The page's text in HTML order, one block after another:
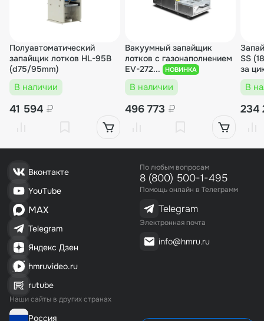
Полуавтоматический
запайщик лотков HL-95B
(d75/95mm)
В наличии
41 594 ₽
Вакуумный запайщик
лотков с газонаполнением
EV-272...
НОВИНКА
В наличии
496 773 ₽
SS
за
В
234
Вконтакте
YouTube
MAX
Telegram
Яндекс Дзен
hmruvideo.ru
rutube
Наши сайты в других странах
Россия
По любым вопросам
8 (800) 500-1-495
Помощь онлайн в Телеграмм
Telegram
Электронная почта
info@hmru.ru